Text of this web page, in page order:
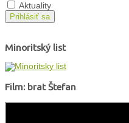
Aktuality
Prihlásiť sa
Minoritský list
Film: brat Štefan